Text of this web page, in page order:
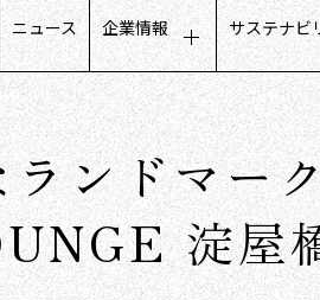
スペリエンス
ス
ビジネス
ュニケーション
ーケティング
ニュース 企業情報
トップメッセージ
会社概要
ミッション・ビジョン・価
グループ会社
役員構成
沿革
サステナビ
サステナ
公平でイ
地域社会
ガバナン
ンドマー
淀屋